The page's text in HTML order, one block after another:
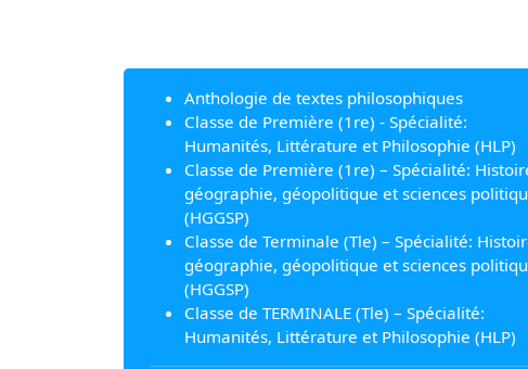
Anthologie de textes philosophiques
Classe de Première (1re) - Spécialité:
Humanités, Littérature et Philosophie (HLP)
Classe de Première (1re) – Spécialité:
géographie, géopolitique et sciences
(HGGSP)
Classe de Terminale (Tle) – Spécialité:
géographie, géopolitique et sciences
(HGGSP)
Classe de TERMINALE (Tle) – Spécialité:
Humanités, Littérature et Philosophie (HLP)